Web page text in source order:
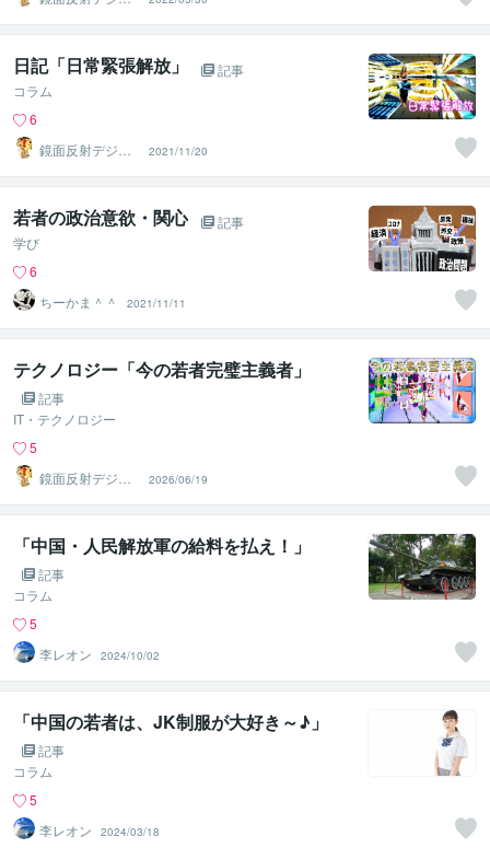
ルアート製作所
（鈴木穣）
日記「日常緊張解放」
記事
コラム
6
鏡面反射デジタ
ルアート製作所
（鈴木穣）
2021/11/20
若者の政治意欲・関心
記事
学び
6
ちーかま＾＾
2021/11/11
テクノロジー「今の若者完璧主義者」
記事
IT・テクノロジー
5
鏡面反射デジタ
ルアート製作所
（鈴木穣）
2026/06/19
「中国・人民解放軍の給料を払え！」
記事
コラム
5
李レオン
2024/10/02
「中国の若者は、JK制服が大好き～♪」
記事
コラム
5
李レオン
2024/03/18